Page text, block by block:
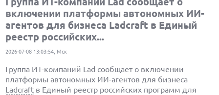
включении платформы автономных ИИ-
агентов для бизнеса Ladcraft в Единый
реестр российских...
2026-07-08 13:03:54, Мск
Группа ИT-компаний Lad сообщает о включении
платформы автономных ИИ-агентов для бизнеса
Ladcraft в Единый реестр российских программ для